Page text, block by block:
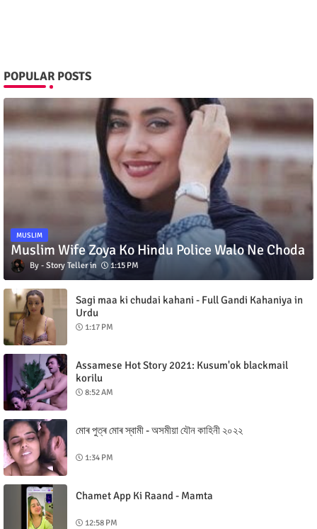
POPULAR POSTS
MUSLIM
Muslim Wife Zoya Ko Hindu Police Walo Ne Choda
Story Teller 1:15 PM
Sagi maa ki chudai kahani - Full Gandi Kahaniya in
Urdu
1:17 PM
Assamese Hot Story 2021: Kusum'ok blackmail
korilu
8:52 AM
মোৰ পুত্ৰ মোৰ স্বামী - অসমীয়া যৌন কাহিনী ২০২২
1:34 PM
Chamet App Ki Raand - Mamta
12:58 PM